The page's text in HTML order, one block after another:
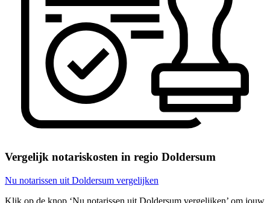
Vergelijk notariskosten in regio Doldersum
Nu notarissen uit Doldersum vergelijken
Klik op de knop ‘Nu notarissen uit Doldersum vergelijken’ om jouw